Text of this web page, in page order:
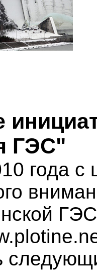
ГЭС"
года с
ГЭС